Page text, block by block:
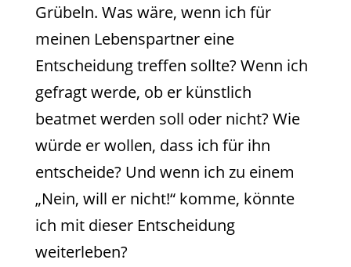
Grübeln. Was wäre, wenn ich für
meinen Lebenspartner eine
Entscheidung treffen sollte? Wenn ich
gefragt werde, ob er künstlich
beatmet werden soll oder nicht? Wie
würde er wollen, dass ich für ihn
entscheide? Und wenn ich zu einem
„Nein, will er nicht!“ komme, könnte
ich mit dieser Entscheidung
weiterleben?